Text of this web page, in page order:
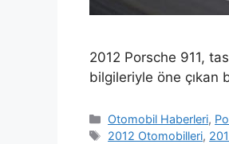
2012 Porsche 911,
bilgileriyle öne çıkan
Kategoriler
Otomobil Haberleri,
Etiketler
2012 Otomobilleri,